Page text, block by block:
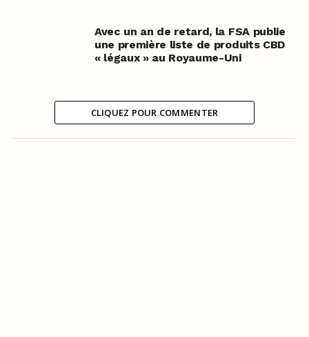
Avec un an de retard, la FSA publie
une première liste de produits CBD
« légaux » au Royaume-Uni
CLIQUEZ POUR COMMENTER